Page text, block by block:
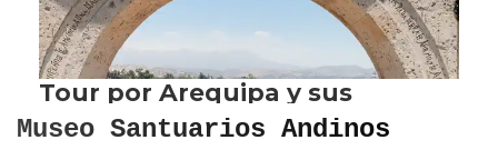
Museo Santuarios Andinos